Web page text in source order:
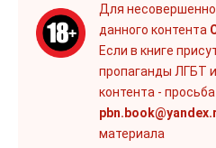
Для
данного контента
Если в книге
пропаганды ЛГБТ
контента -
материала